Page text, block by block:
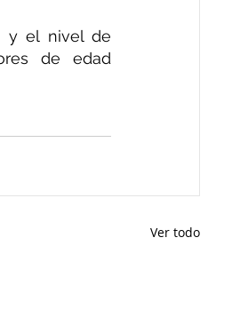
y el nivel de
de edad
Ver todo